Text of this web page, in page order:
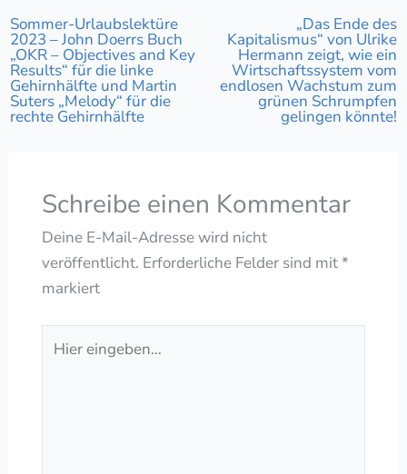
Sommer-Urlaubslektüre
2023 – John Doerrs Buch
„OKR – Objectives and Key
Results“ für die linke
Gehirnhälfte und Martin
Suters „Melody“ für die
rechte Gehirnhälfte
„Das Ende des
Kapitalismus“ von Ulrike
Hermann zeigt, wie ein
Wirtschaftssystem vom
endlosen Wachstum zum
grünen Schrumpfen
gelingen könnte!
Schreibe einen Kommentar
Deine E-Mail-Adresse wird nicht
veröffentlicht. Erforderliche Felder sind mit*
markiert
eingeben…